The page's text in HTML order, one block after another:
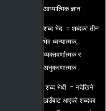
आध्यात्मिक ज्ञान :
शब्द भेद = शब्दका तीन
भेद ध्वन्यात्मक,
व्यक्तवर्णात्मक र
अनुकरणात्मक :
शब्द भेधी = नदेखिने
ठाउँबाट आएको शब्दका